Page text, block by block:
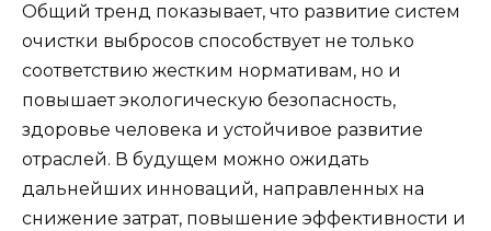
Общий тренд показывает, что развитие систем
очистки выбросов способствует не только
соответствию жестким нормативам, но и
повышает экологическую безопасность,
здоровье человека и устойчивое развитие
отраслей. В будущем можно ожидать
дальнейших инноваций, направленных на
снижение затрат, повышение эффективности и